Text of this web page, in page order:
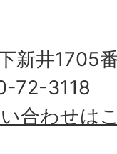
新井1705
72-3118
合わせは